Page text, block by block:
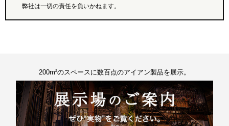
弊社は一切の責任を負いかねます。
200m²のスペースに数百点のアイアン製品を展示。